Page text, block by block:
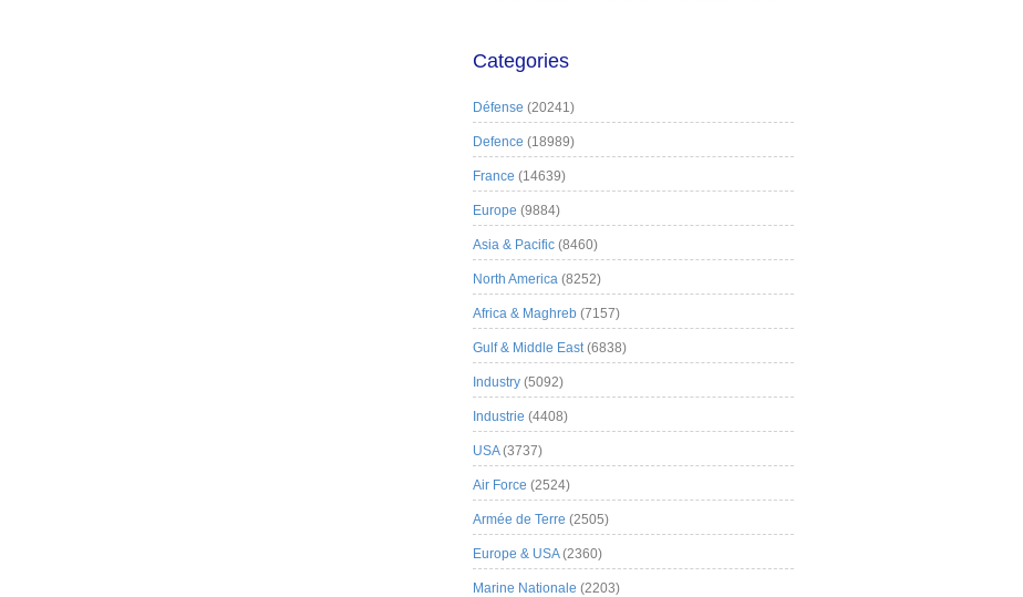
Categories
Défense (20241)
Defence (18989)
France (14639)
Europe (9884)
Asia & Pacific (8460)
North America (8252)
Africa & Maghreb (7157)
Gulf & Middle East(6838)
Industry (5092)
Industrie (4408)
USA(3737)
Air Force (2524)
Armée de Terre (2505)
Europe & USA(2360)
Marine Nationale (2203)